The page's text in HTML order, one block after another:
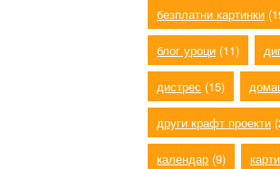
безплатни картинки
блог уроци (11)
дистрес (15)
други крафт проекти
календар (9)